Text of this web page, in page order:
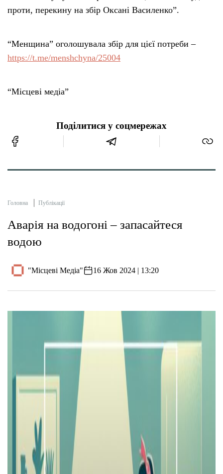
проти, перекину на збір Оксані Василенко”.
“Менщина” оголошувала збір для цієї потреби –
https://t.me/menshchyna/25004
“Місцеві медіа”
Поділитися у соцмережах
Головна Публікації
Аварія на водогоні – запасайтеся
водою
"Місцеві Медіа" 16 Жов 2024 | 13:20